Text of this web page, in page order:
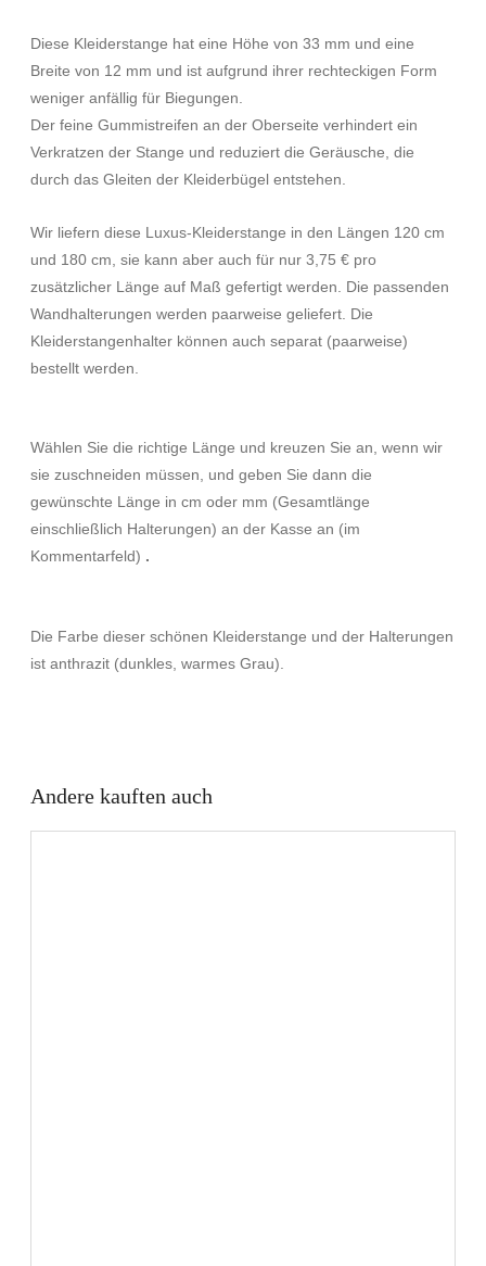
Diese Kleiderstange hat eine Höhe von 33 mm und eine
Breite von 12 mm und ist aufgrund ihrer rechteckigen Form
weniger anfällig für Biegungen.
Der feine Gummistreifen an der Oberseite verhindert ein
Verkratzen der Stange und reduziert die Geräusche, die
durch das Gleiten der Kleiderbügel entstehen.
Wir liefern diese Luxus-Kleiderstange in den Längen 120 cm
und 180 cm, sie kann aber auch für nur 3,75 € pro
zusätzlicher Länge auf Maß gefertigt werden. Die passenden
Wandhalterungen werden paarweise geliefert. Die
Kleiderstangenhalter können auch separat (paarweise)
bestellt werden.
Wählen Sie die richtige Länge und kreuzen Sie an, wenn wir
sie zuschneiden müssen, und geben Sie dann die
gewünschte Länge in cm oder mm (Gesamtlänge
einschließlich Halterungen) an der Kasse an (im
Kommentarfeld) .
Die Farbe dieser schönen Kleiderstange und der Halterungen
ist anthrazit (dunkles, warmes Grau).
Andere kauften auch